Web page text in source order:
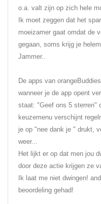
o.a. valt zijn op zich hele
Ik moet zeggen dat het
moeizamer gaat omdat de
gegaan, soms krijg je
Jammer..
De apps van
wanneer je de app opent
staat: "Geef ons 5 sterren"
keuzemenu verschijnt
je op "nee dank je " drukt,
weer...
Het lijkt er op dat men jou
door deze actie krijgen ze
Ik laat me niet dwingen!
beoordeling gehad!